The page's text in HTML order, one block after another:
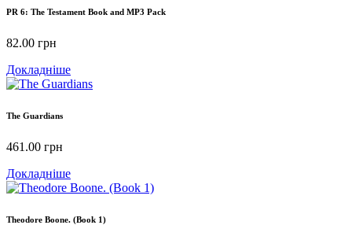
PR 6: The Testament Book and MP3 Pack
82.00 грн
Докладніше
The Guardians
461.00 грн
Докладніше
Theodore Boone. (Book 1)